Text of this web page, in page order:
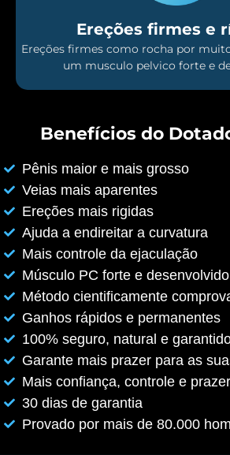
Ereções firmes e
Ereções firmes como rocha por
um musculo pelvico forte e
Benefícios do
Pênis maior e mais grosso
Veias mais aparentes
Ereções mais rigidas
Ajuda a endireitar a curvatura
Mais controle da ejaculação
Músculo PC forte e desenvolvido
Método cientificamente
Ganhos rápidos e permanentes
100% seguro, natural e
Garante mais prazer para as
Mais confiança, controle e
30 dias de garantia
Provado por mais de 80.000